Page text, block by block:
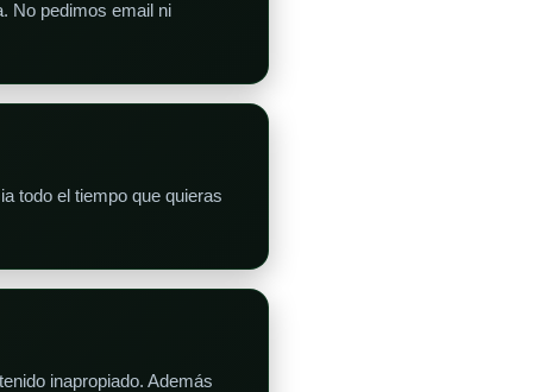
No pedimos email ni
todo el tiempo que quieras
inapropiado. Además